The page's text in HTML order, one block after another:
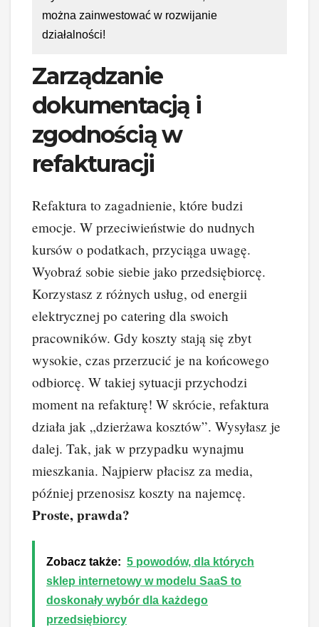
można zainwestować w rozwijanie
działalności!
Zarządzanie
dokumentacją i
zgodnością w
refakturacji
Refaktura to zagadnienie, które budzi
emocje. W przeciwieństwie do nudnych
kursów o podatkach, przyciąga uwagę.
Wyobraź sobie siebie jako przedsiębiorcę.
Korzystasz z różnych usług, od energii
elektrycznej po catering dla swoich
pracowników. Gdy koszty stają się zbyt
wysokie, czas przerzucić je na końcowego
odbiorcę. W takiej sytuacji przychodzi
moment na refakturę! W skrócie, refaktura
działa jak „dzierżawa kosztów”. Wysyłasz je
dalej. Tak, jak w przypadku wynajmu
mieszkania. Najpierw płacisz za media,
później przenosisz koszty na najemcę.
Proste, prawda?
Zobacz także: 5 powodów, dla których
sklep internetowy w modelu SaaS to
doskonały wybór dla każdego
przedsiębiorcy